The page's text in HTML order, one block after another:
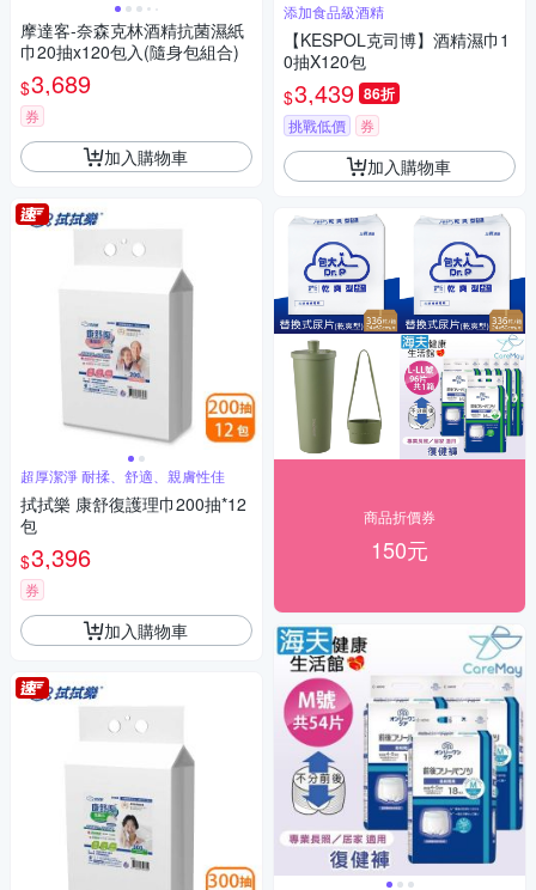
摩達客-奈森克林酒精抗菌濕紙
巾20抽x120包入(隨身包組合)
$3,689
券
加入購物車
超厚潔淨 耐揉、舒適、親膚性佳
拭拭樂 康舒復護理巾200抽*12
包
$3,396
券
加入購物車
添加食品級酒精
【KESPOL克司博】酒精濕巾1
0抽X120包
$3,439 86折
挑戰低價 券
加入購物車
商品折價券
150元